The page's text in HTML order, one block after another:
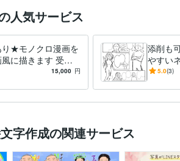
人気サービス
り★モノクロ漫画を
に描きます 受賞
躍動感が得意です！
15,000 円
添削も
やすい
ネーム
5.0(3)
字作成の関連サービス